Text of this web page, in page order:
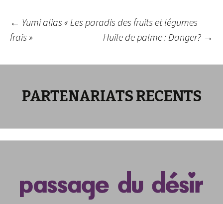
Navigation
des
articles
← Yumi alias « Les paradis des fruits et légumes
frais »
Huile de palme : Danger? →
PARTENARIATS RECENTS